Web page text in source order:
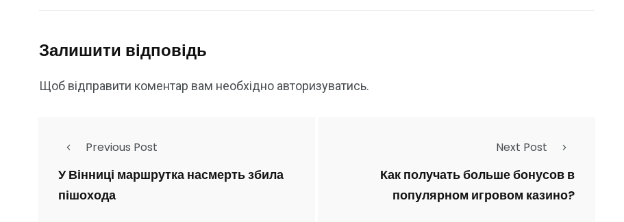
Залишити відповідь
Щоб відправити коментар вам необхідно авторизуватись.
Previous Post
У Вінниці маршрутка насмерть збила
пішохода
Next Post
Как получать больше бонусов в
популярном игровом казино?